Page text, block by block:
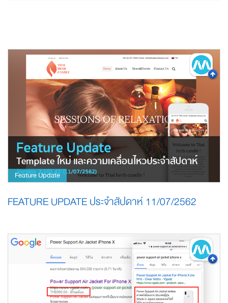
Feature Update
FEATURE UPDATE ประจำสัปดาห์ 11/07/2562